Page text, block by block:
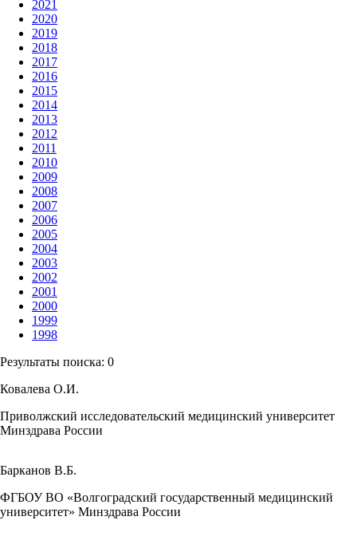
2021
2020
2019
2018
2017
2016
2015
2014
2013
2012
2011
2010
2009
2008
2007
2006
2005
2004
2003
2002
2001
2000
1999
1998
Результаты поиска: 0
Ковалева О.И.
Приволжский исследовательский медицинский университет
Минздрава России
Барканов В.Б.
ФГБОУ ВО «Волгоградский государственный медицинский
университет» Минздрава России